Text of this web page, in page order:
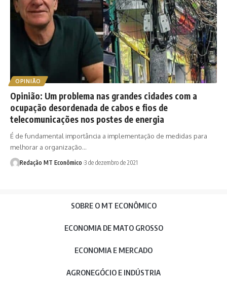
OPINIÃO
Opinião: Um problema nas grandes cidades com a
ocupação desordenada de cabos e fios de
telecomunicações nos postes de energia
É de fundamental importância a implementação de medidas para
melhorar a organização…
Redação MT Econômico 3 de dezembro de 2021
SOBRE O MT ECONÔMICO
ECONOMIA DE MATO GROSSO
ECONOMIA E MERCADO
AGRONEGÓCIO E INDÚSTRIA